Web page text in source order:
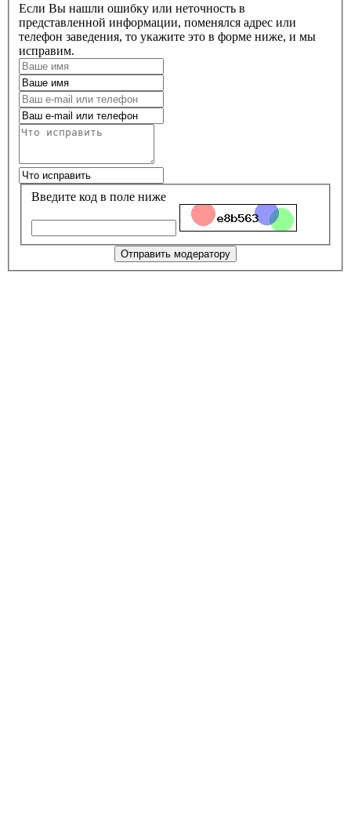
Если Вы нашли ошибку или неточность в
представленной информации, поменялся адрес или
телефон заведения, то укажите это в форме ниже, и мы
исправим.
Введите код в поле ниже
Отправить модератору